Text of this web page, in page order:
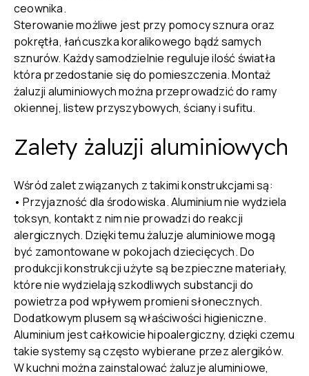
ceownika.
Sterowanie możliwe jest przy pomocy sznura oraz
pokrętła, łańcuszka koralikowego bądź samych
sznurów. Każdy samodzielnie reguluje ilość światła
która przedostanie się do pomieszczenia. Montaż
żaluzji aluminiowych można przeprowadzić do ramy
okiennej, listew przyszybowych, ściany i sufitu.
Zalety żaluzji aluminiowych
Wśród zalet związanych z takimi konstrukcjami są:
• Przyjazność dla środowiska. Aluminium nie wydziela
toksyn, kontakt z nim nie prowadzi do reakcji
alergicznych. Dzięki temu żaluzje aluminiowe mogą
być zamontowane w pokojach dziecięcych. Do
produkcji konstrukcji użyte są bezpieczne materiały,
które nie wydzielają szkodliwych substancji do
powietrza pod wpływem promieni słonecznych.
Dodatkowym plusem są właściwości higieniczne.
Aluminium jest całkowicie hipoalergiczny, dzięki czemu
takie systemy są często wybierane przez alergików.
W kuchni można zainstalować żaluzje aluminiowe,